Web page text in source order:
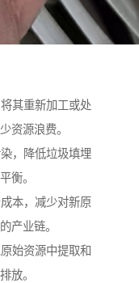
其重新加工或处
资源浪费。
，降低垃圾填埋
衡。
本，减少对新原
产业链。
始资源中提取和
放。